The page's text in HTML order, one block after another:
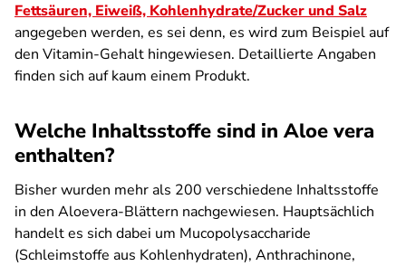
Fettsäuren, Eiweiß, Kohlenhydrate/Zucker und Salz
angegeben werden, es sei denn, es wird zum Beispiel auf
den Vitamin-Gehalt hingewiesen. Detaillierte Angaben
finden sich auf kaum einem Produkt.
Welche Inhaltsstoffe sind in Aloe vera
enthalten?
Bisher wurden mehr als 200 verschiedene Inhaltsstoffe
in den Aloevera-Blättern nachgewiesen. Hauptsächlich
handelt es sich dabei um Mucopolysaccharide
(Schleimstoffe aus Kohlenhydraten), Anthrachinone,